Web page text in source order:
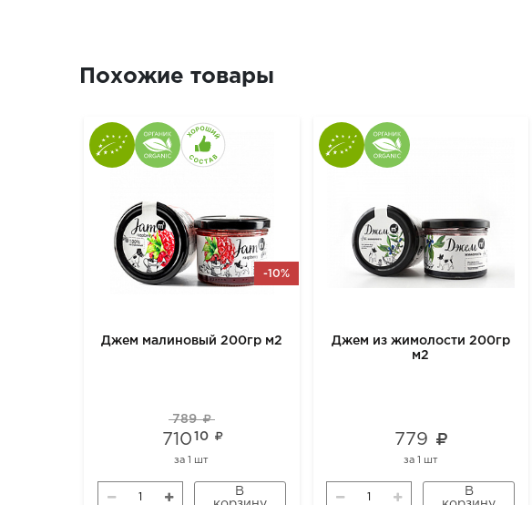
Похожие товары
-10%
Джем малиновый 200гр м2
710 10
за1 шт
789
В
Джем из жимолости 200гр
м2
779
за 1 шт
В